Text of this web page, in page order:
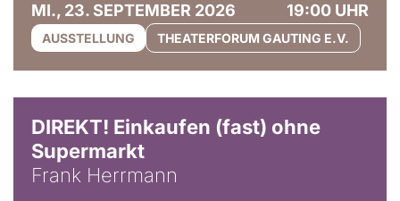
MI., 23. SEPTEMBER 2026 19:00 UHR
AUSSTELLUNG THEATERFORUM GAUTING E.V.
DIREKT! Einkaufen (fast) ohne
Supermarkt
Frank Herrmann